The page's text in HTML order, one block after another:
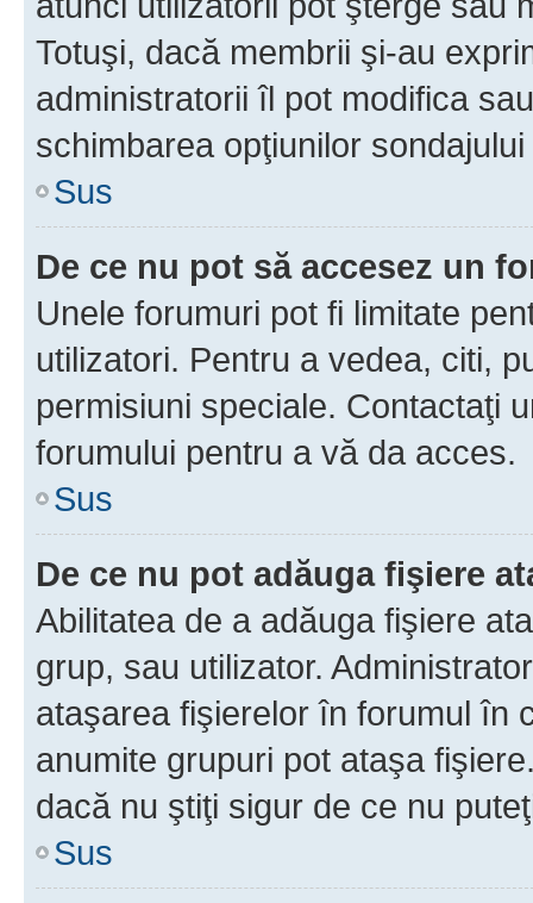
Totuşi, dacă membrii şi-au
administratorii îl pot modifica
schimbarea opţiunilor
Sus
De ce nu pot să accesez un
Unele forumuri pot fi limitate
utilizatori. Pentru a vedea, citi,
permisiuni speciale. Contactaţi
forumului pentru a vă da acces.
Sus
De ce nu pot adăuga fişiere
Abilitatea de a adăuga fişiere
grup, sau utilizator.
ataşarea fişierelor în forumul în
anumite grupuri pot ataşa
dacă nu ştiţi sigur de ce nu
Sus